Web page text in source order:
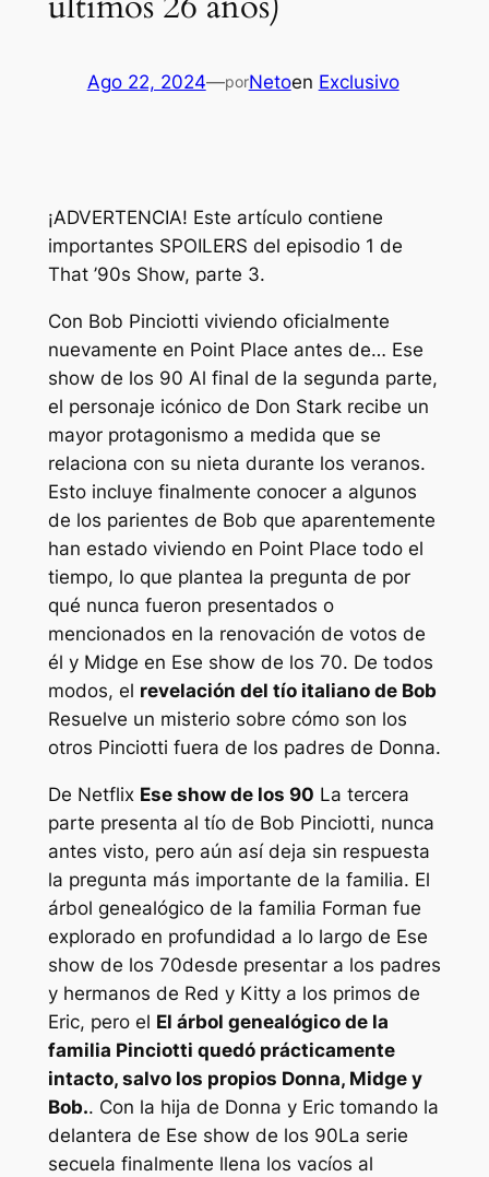
Ago 22, 2024—porNetoen Exclusivo
¡ADVERTENCIA! Este artículo contiene
importantes SPOILERS del episodio 1 de
That ’90s Show, parte 3.
Con Bob Pinciotti viviendo oficialmente
nuevamente en Point Place antes de… Ese
show de los 90 Al final de la segunda parte,
el personaje icónico de Don Stark recibe un
mayor protagonismo a medida que se
relaciona con su nieta durante los veranos.
Esto incluye finalmente conocer a algunos
de los parientes de Bob que aparentemente
han estado viviendo en Point Place todo el
tiempo, lo que plantea la pregunta de por
qué nunca fueron presentados o
mencionados en la renovación de votos de
él y Midge en Ese show de los 70. De todos
modos, el revelación del tío italiano de Bob
Resuelve un misterio sobre cómo son los
otros Pinciotti fuera de los padres de Donna.
De Netflix Ese show de los 90 La tercera
parte presenta al tío de Bob Pinciotti, nunca
antes visto, pero aún así deja sin respuesta
la pregunta más importante de la familia. El
árbol genealógico de la familia Forman fue
explorado en profundidad a lo largo de Ese
show de los 70desde presentar a los padres
y hermanos de Red y Kitty a los primos de
Eric, pero el El árbol genealógico de la
familia Pinciotti quedó prácticamente
intacto, salvo los propios Donna, Midge y
Bob.. Con la hija de Donna y Eric tomando la
delantera de Ese show de los 90La serie
secuela finalmente llena los vacíos al